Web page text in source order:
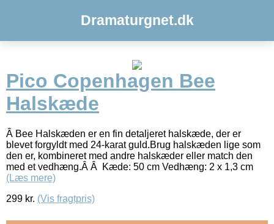
Dramaturgnet.dk
Pico Copenhagen Bee
Halskæde
Â Bee Halskæden er en fin detaljeret halskæde, der er
blevet forgyldt med 24-karat guld.Brug halskæden lige som
den er, kombineret med andre halskæder eller match den
med et vedhæng.Â Â Kæde: 50 cm Vedhæng: 2 x 1,3 cm
(Læs mere)
299 kr. (Vis fragtpris)